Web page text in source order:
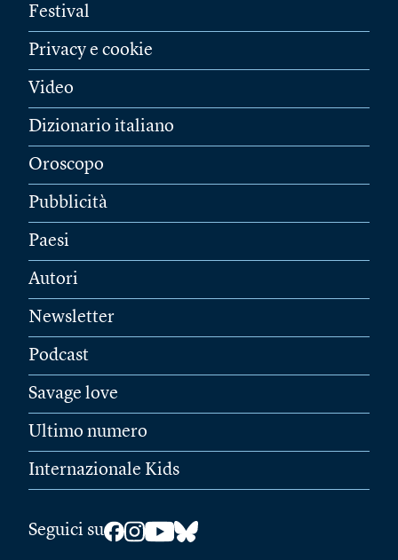
Festival
Privacy e cookie
Video
Dizionario italiano
Oroscopo
Pubblicità
Paesi
Autori
Newsletter
Podcast
Savage love
Ultimo numero
Internazionale Kids
Seguici su